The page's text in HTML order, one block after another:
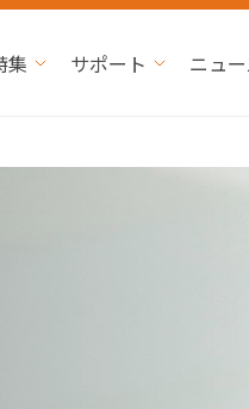
集 サポート ニュ